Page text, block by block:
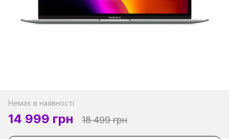
Немає в наявності
14 999 грн 18 499 грн